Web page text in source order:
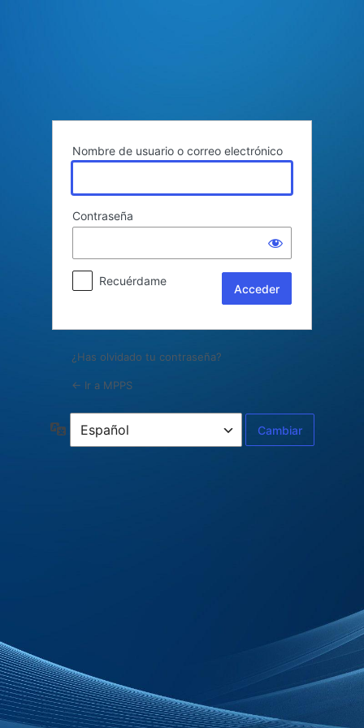
Nombre de usuario o correo electrónico
Contraseña
Recuérdame
¿Has olvidado tu contraseña?
← Ir a MPPS
Idioma